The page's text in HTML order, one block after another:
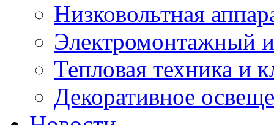
Низковольтная
Электромонтажный
Тепловая техника и
Декоративное